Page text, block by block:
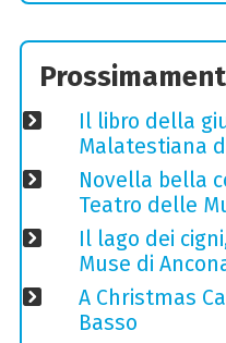
Il libro della
Malatestiana
Novella bella
Teatro delle
Il lago dei
Muse di
A Christmas
Basso